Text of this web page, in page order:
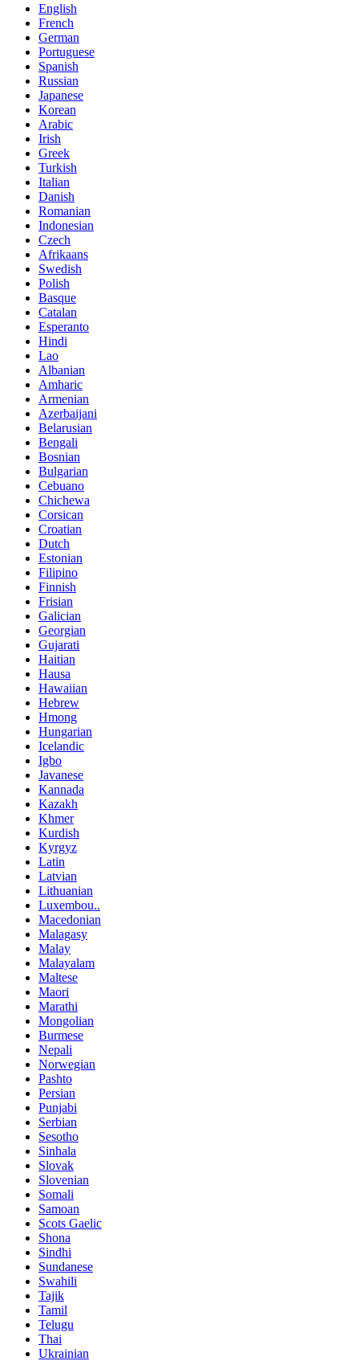
English
French
German
Portuguese
Spanish
Russian
Japanese
Korean
Arabic
Irish
Greek
Turkish
Italian
Danish
Romanian
Indonesian
Czech
Afrikaans
Swedish
Polish
Basque
Catalan
Esperanto
Hindi
Lao
Albanian
Amharic
Armenian
Azerbaijani
Belarusian
Bengali
Bosnian
Bulgarian
Cebuano
Chichewa
Corsican
Croatian
Dutch
Estonian
Filipino
Finnish
Frisian
Galician
Georgian
Gujarati
Haitian
Hausa
Hawaiian
Hebrew
Hmong
Hungarian
Icelandic
Igbo
Javanese
Kannada
Kazakh
Khmer
Kurdish
Kyrgyz
Latin
Latvian
Lithuanian
Luxembou..
Macedonian
Malagasy
Malay
Malayalam
Maltese
Maori
Marathi
Mongolian
Burmese
Nepali
Norwegian
Pashto
Persian
Punjabi
Serbian
Sesotho
Sinhala
Slovak
Slovenian
Somali
Samoan
Scots Gaelic
Shona
Sindhi
Sundanese
Swahili
Tajik
Tamil
Telugu
Thai
Ukrainian